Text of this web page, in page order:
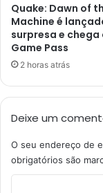
Quake: Dawn of
Machine é
surpresa e chega
Game Pass
2 horas atrás
Deixe um
O seu endereço de
obrigatórios são